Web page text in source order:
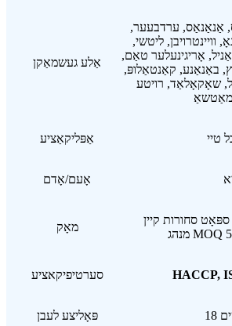
אַלע געשמאַקן
אַנאַנאַס, ערדבעער,
וויינטרויבן, ליטשי,
אָריגינעלער טאַם,
באַנאַנע, קאַנטאַלופּ,
שאָקאָלאַד, רויטע
מאַטשאַ
אַפּליקאַציע טיי
אָעם/אָדם
מאָק
סערטיפיקאציע
פּאָליצע לעבן